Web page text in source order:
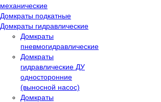
механические
Домкраты подкатные
Домкраты гидравлические
Домкраты
пневмогидравлические
Домкраты
гидравлические ДУ
односторонние
(выносной насос)
Домкраты